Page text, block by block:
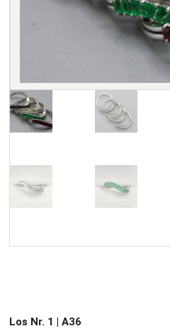
Los Nr. 1 | A36